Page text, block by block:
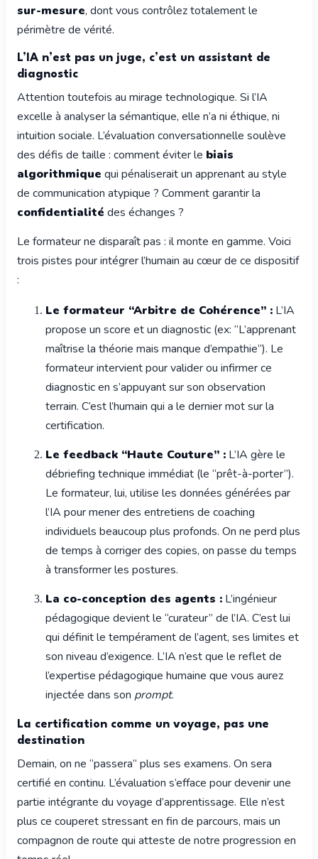
sur-mesure, dont vous contrôlez totalement le
périmètre de vérité.
L’IA n’est pas un juge, c’est un assistant de
diagnostic
Attention toutefois au mirage technologique. Si l’IA
excelle à analyser la sémantique, elle n’a ni éthique, ni
intuition sociale. L’évaluation conversationnelle soulève
des défis de taille : comment éviter le biais
algorithmique qui pénaliserait un apprenant au style
de communication atypique ? Comment garantir la
confidentialité des échanges ?
Le formateur ne disparaît pas : il monte en gamme. Voici
trois pistes pour intégrer l’humain au cœur de ce dispositif
:
Le formateur “Arbitre de Cohérence” : L’IA
propose un score et un diagnostic (ex: “L’apprenant
maîtrise la théorie mais manque d’empathie”). Le
formateur intervient pour valider ou infirmer ce
diagnostic en s’appuyant sur son observation
terrain. C’est l’humain qui a le dernier mot sur la
certification.
Le feedback “Haute Couture” : L’IA gère le
débriefing technique immédiat (le “prêt-à-porter”).
Le formateur, lui, utilise les données générées par
l’IA pour mener des entretiens de coaching
individuels beaucoup plus profonds. On ne perd plus
de temps à corriger des copies, on passe du temps
à transformer les postures.
La co-conception des agents : L’ingénieur
pédagogique devient le “curateur” de l’IA. C’est lui
qui définit le tempérament de l’agent, ses limites et
son niveau d’exigence. L’IA n’est que le reflet de
l’expertise pédagogique humaine que vous aurez
injectée dans son prompt.
La certification comme un voyage, pas une
destination
Demain, on ne “passera” plus ses examens. On sera
certifié en continu. L’évaluation s’efface pour devenir une
partie intégrante du voyage d’apprentissage. Elle n’est
plus ce couperet stressant en fin de parcours, mais un
compagnon de route qui atteste de notre progression en